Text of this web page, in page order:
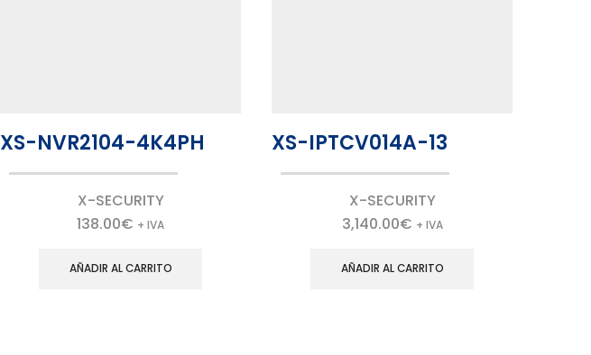
XS-NVR2104-4K4PH
X-SECURITY
138.00€ + IVA
AÑADIR AL CARRITO
XS-IPTCV014A-13
X-SECURITY
3,140.00€ + IVA
AÑADIR AL CARRITO